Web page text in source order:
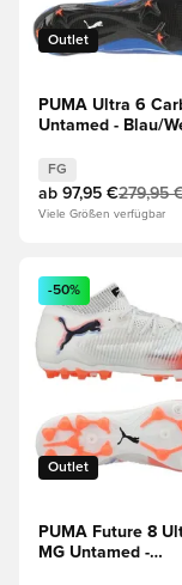
Outlet
PUMA Ultra 6
Untamed - Blau/
FG
ab 97,95 €279,95
Viele Größen verfügbar
Öffnet ein neues
Outlet
-50%
PUMA Future 8
MG Untamed -